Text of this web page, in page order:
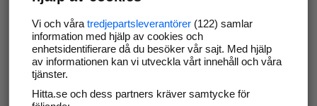
företagssida på hitta.se och syns bättre mot
kunder i ditt närområde. Helt kostnadsfritt.
Uppdatera din företagsinformation
Svara på och hantera dina omdömen
Vi och våra tredjepartsleverantörer(122) samlar
information med hjälp av cookies och
enhetsidentifierare då du besöker vår sajt. Med hjälp
av informationen kan vi utveckla vårt innehåll och våra
tjänster.
Hitta.se och dess partners kräver samtycke för